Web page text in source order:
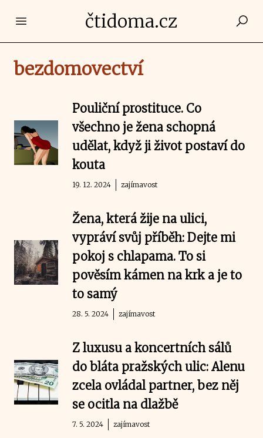
Open main menučtidoma.cz
bezdomovectví
Pouliční prostituce. Co
všechno je žena schopná
udělat, když ji život postaví do
kouta
19. 12. 2024 zajímavost
Žena, která žije na ulici,
vypráví svůj příběh: Dejte mi
pokoj s chlapama. To si
pověsím kámen na krk a je to
to samý
28. 5. 2024 zajímavost
Z luxusu a koncertních sálů
do bláta pražských ulic: Alenu
zcela ovládal partner, bez něj
se ocitla na dlažbě
7. 5. 2024 zajímavost